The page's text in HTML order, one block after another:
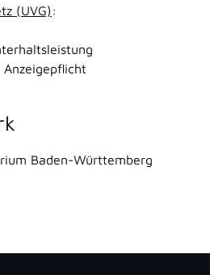
(UVG) :
Baden-Württemberg